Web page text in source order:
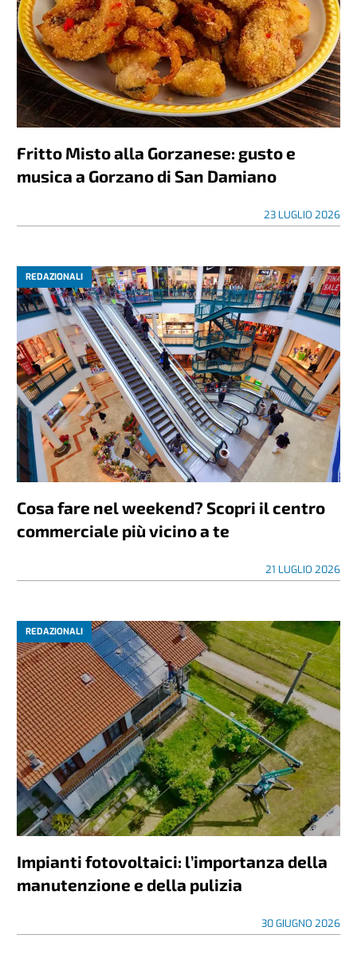
Fritto Misto alla Gorzanese: gusto e
musica a Gorzano di San Damiano
23 LUGLIO 2026
REDAZIONALI
Cosa fare nel weekend? Scopri il centro
commerciale più vicino a te
21 LUGLIO 2026
REDAZIONALI
Impianti fotovoltaici: l’importanza della
manutenzione e della pulizia
30 GIUGNO 2026